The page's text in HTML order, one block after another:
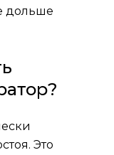
дольше
Это